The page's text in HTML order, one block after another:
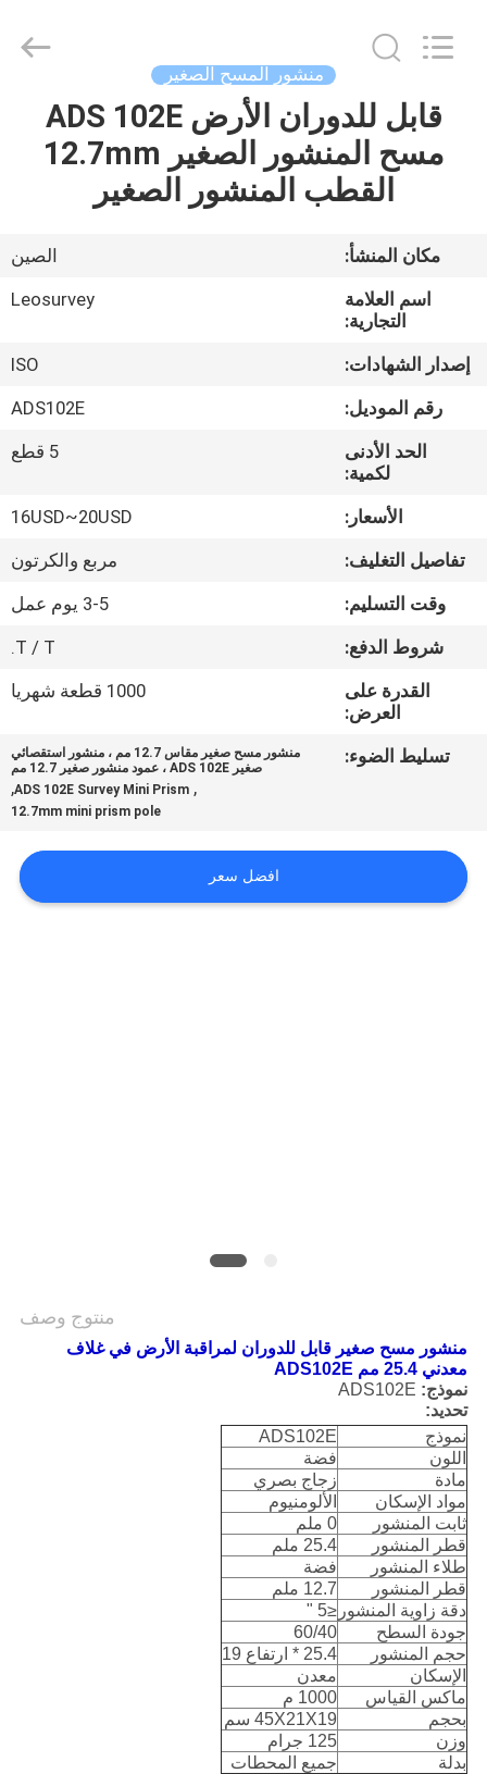
منزل،
بيت
معلومات
جولة
مراقبة
الجودة
اتصل
اطلب
خريطة
الموقع
Instrument
Co.,Ltd.
منشور المسح الصغير
قابل للدوران الأرض ADS 102E
مسح المنشور الصغير 12.7mm
القطب المنشور الصغير
مكان المنشأ:
الصين
اسم العلامة
التجارية:
Leosurvey
إصدار الشهادات:
ISO
رقم الموديل:
ADS102E
الحد الأدنى
لكمية:
5 قطع
الأسعار:
16USD~20USD
تفاصيل التغليف:
مربع والكرتون
وقت التسليم:
3-5 يوم عمل
شروط الدفع:
T / T.
القدرة على
العرض:
1000 قطعة شهريا
تسليط الضوء:
منشور مسح صغير مقاس 12.7 مم ، منشور استقصائي
صغير ADS 102E ، عمود منشور صغير 12.7 مم
,
ADS 102E Survey Mini Prism
,
12.7mm mini prism pole
افضل سعر
منتوج وصف
منشور مسح صغير قابل للدوران لمراقبة الأرض في غلاف
معدني 25.4 مم ADS102E
نموذج:
تحديد:
نموذج
ADS102E
اللون
فضة
مادة
زجاج بصري
مواد الإسكان
الألومنيوم
ثابت المنشور
0 ملم
قطر المنشور
25.4 ملم
طلاء المنشور
فضة
قطر المنشور
12.7 ملم
دقة زاوية المنشور ≤5 "
جودة السطح
60/40
حجم المنشور
25.4 * ارتفاع 19
الإسكان
معدن
ماكس القياس
1000 م
بحجم
45X21X19 سم
وزن
125 جرام
بدلة
جميع المحطات